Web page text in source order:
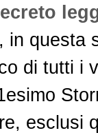
, in questa
di tutti i
esclusi